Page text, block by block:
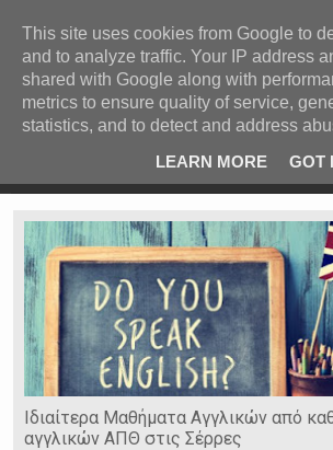
Ιερόσυλοι έκλεψαν τάματα από
Ιδιαίτερα Μαθήματα Αγγλικών από
αγγλικών ΑΠΘ στις Σέρρες
ΚΕΝΤΡΙΚΗ ΑΝΑ ΚΑΤΗΓΟΡΙΑ
ΕΙΔΗΣΕΙΣ ΑΝΑ ΠΕΡΙΟΧΗ
ΠΡΟΣΦΑΤΑ ΝΕΑ
Ν. ΣΕΡΡΩΝ Η ΓΗ ΜΑΣ
ΤΥΧΑΙΕΣ ΑΝΑΡΤΗΣΕΙΣ/ΑΡΘΡΑ
Serres Racing Circuit
Panserraikos FC
Ikaroi B.C.
This site uses cookies from Google to
and to analyze traffic. Your IP address
shared with Google along with
metrics to ensure quality of service,
statistics, and to detect and address
LEARN MORE
GOT